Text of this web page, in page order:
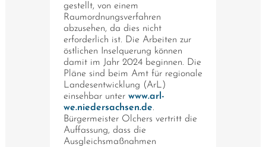
gestellt, von einem
Raumordnungsverfahren
abzusehen, da dies nicht
erforderlich ist. Die Arbeiten zur
östlichen Inselquerung können
damit im Jahr 2024 beginnen. Die
Pläne sind beim Amt für regionale
Landesentwicklung (ArL)
einsehbar unter www.arl-
we.niedersachsen.de.
Bürgermeister Olchers vertritt die
Auffassung, dass die
Ausgleichsmaßnahmen